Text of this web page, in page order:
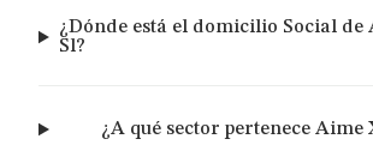
¿Dónde está el domicilio Social de
Sl?
¿A qué sector pertenece Aime